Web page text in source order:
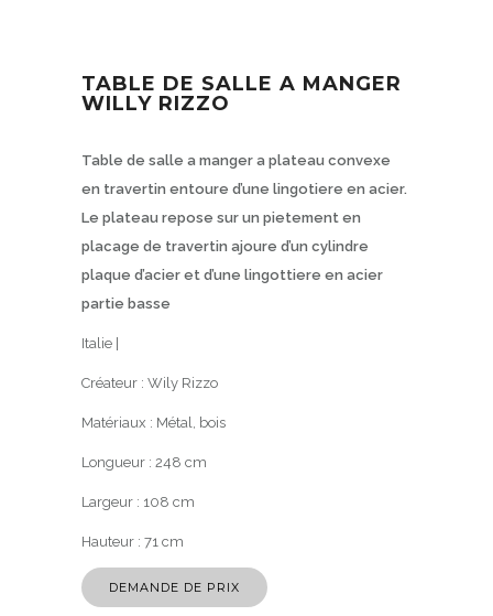
TABLE DE SALLE A MANGER
WILLY RIZZO
Table de salle a manger a plateau convexe
en travertin entoure d’une lingotiere en acier.
Le plateau repose sur un pietement en
placage de travertin ajoure d’un cylindre
plaque d’acier et d’une lingottiere en acier
partie basse
Italie |
Créateur : Wily Rizzo
Matériaux : Métal, bois
Longueur : 248 cm
Largeur : 108 cm
Hauteur : 71 cm
DEMANDE DE PRIX